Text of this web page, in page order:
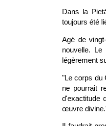
Dans la
toujours été
Agé de
nouvelle.
légèrement
"Le corps du
ne pourrait
d'exactitude
œuvre